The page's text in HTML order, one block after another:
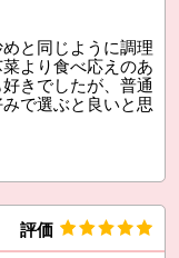
と同じように調理
より食べ応えのあ
きでしたが、普通
で選ぶと良いと思
評価